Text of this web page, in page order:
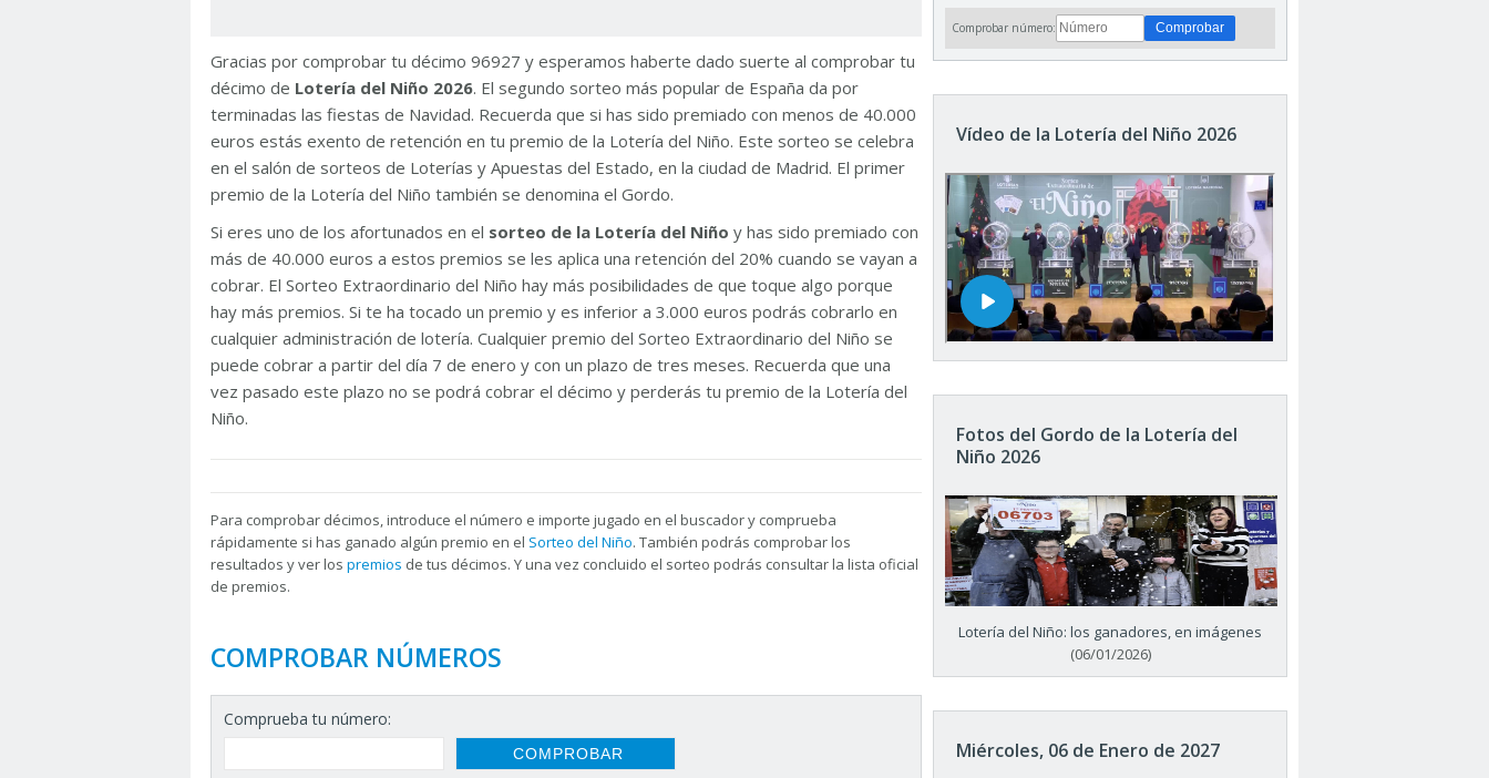
Gracias por comprobar tu décimo 96927 y esperamos haberte dado suerte al comprobar tu
décimo de Lotería del Niño 2026. El segundo sorteo más popular de España da por
terminadas las fiestas de Navidad. Recuerda que si has sido premiado con menos de 40.000
euros estás exento de retención en tu premio de la Lotería del Niño. Este sorteo se celebra
en el salón de sorteos de Loterías y Apuestas del Estado, en la ciudad de Madrid. El primer
premio de la Lotería del Niño también se denomina el Gordo.
Si eres uno de los afortunados en el sorteo de la Lotería del Niño y has sido premiado con
más de 40.000 euros a estos premios se les aplica una retención del 20% cuando se vayan a
cobrar. El Sorteo Extraordinario del Niño hay más posibilidades de que toque algo porque
hay más premios. Si te ha tocado un premio y es inferior a 3.000 euros podrás cobrarlo en
cualquier administración de lotería. Cualquier premio del Sorteo Extraordinario del Niño se
puede cobrar a partir del día 7 de enero y con un plazo de tres meses. Recuerda que una
vez pasado este plazo no se podrá cobrar el décimo y perderás tu premio de la Lotería del
Niño.
Para comprobar décimos, introduce el número e importe jugado en el buscador y comprueba
rápidamente si has ganado algún premio en el Sorteo del Niño. También podrás comprobar los
resultados y ver los premios de tus décimos. Y una vez concluido el sorteo podrás consultar la lista oficial
de premios.
COMPROBAR NÚMEROS
Comprueba tu número:
Comprobar número:
Vídeo de la Lotería del Niño 2026
Fotos del Gordo de la Lotería del
Niño 2026
Lotería del Niño: los ganadores, en imágenes
(06/01/2026)
Miércoles, 06 de Enero de 2027